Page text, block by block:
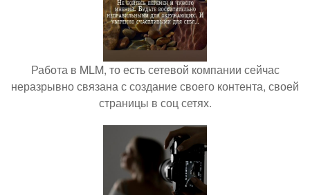
Работа в MLM, то есть сетевой компании сейчас
неразрывно связана с создание своего контента, своей
страницы в соц сетях.